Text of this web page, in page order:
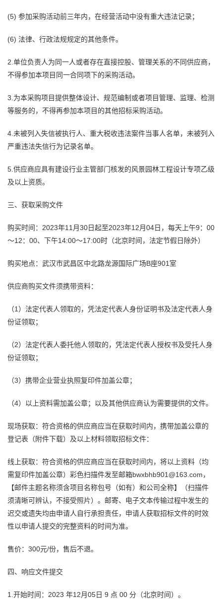
(5) 参加采购活动前三年内，在经营活动中没有重大违法记录；
(6) 法律、行政法规规定的其他条件。
2.单位负责人为同一人或者存在直接控股、管理关系的不同供应商，
不得参加本项目同一合同项下的采购活动。
3.为本采购项目提供整体设计、规范编制或者项目管理、监理、检测
等服务的，不得再参加本项目的其他招标采购活动。
4.未被列入失信被执行人、重大税收违法案件当事人名单，未被列入
严重违法失信行为记录名单。
5.供应商应具有建设行业主管部门核发的风景园林工程设计专项乙级
及以上资质。
三、获取采购文件
购买时间：2023年11月30日起至2023年12月04日，每天上午9：00
～12：00、下午14:00～17:00时（北京时间，法定节假日除外）
购买地点：武汉市武昌区中北路龙源国际广场B座901室
供应商购买文件须携带资料：
（1）法定代表人领取的，凭法定代表人身份证明书及法定代表人身
份证领取；
（2）法定代表人委托他人领取的，凭法定代表人授权书及受托人身
份证领取；
（3）携带企业营业执照复印件加盖公章；
（4）以上资料需加盖公章；以及其他供应商认为需要提供的文件。
现场获取：符合资格的供应商应当在获取时间内，携带加盖公章的
登记表（附件下载）及以上材料领取招标文件：
线上获取：符合资格的供应商应当在获取时间内，将以上资料（均
需复印件加盖公章）彩色扫描件发至邮箱bwxbhb901@163.com，
【邮件主题名称须含项目名称包号（如有）和公司全称】（扫描件
须清晰可辨认，不接受照片）。邮寄、电子文本传输过程中发生的
迟交或遗失均由申请人自行承担责任，申请人获取招标文件的时效
性以申请人提交的完整资料的时间为准。
售价：300元/份，售后不退。
四、响应文件提交
1.开始时间：2023 年12月05日 9 点 00 分（北京时间）。